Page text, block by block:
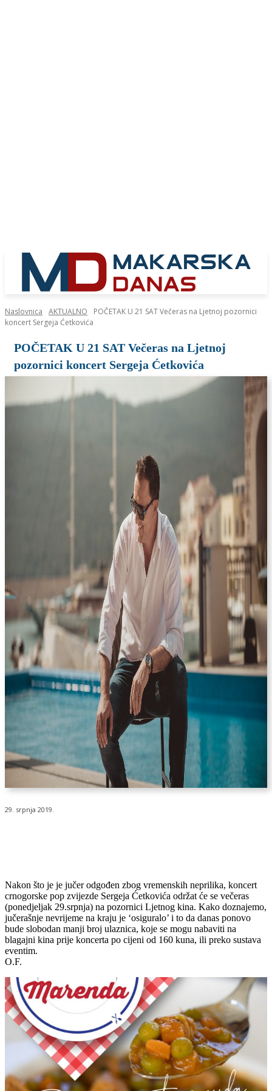
Naslovnica AKTUALNO
POČETAK U 21 SAT Večeras na Ljetnoj pozornici
koncert Sergeja Ćetkovića
POČETAK U 21 SAT Večeras na Ljetnoj
pozornici koncert Sergeja Ćetkovića
29. srpnja 2019.
Nakon što je je jučer odgođen zbog vremenskih neprilika, koncert
crnogorske pop zvijezde Sergeja Ćetkovića održat će se večeras
(ponedjeljak 29.srpnja) na pozornici Ljetnog kina. Kako doznajemo,
jučerašnje nevrijeme na kraju je ‘osiguralo’ i to da danas ponovo
bude slobodan manji broj ulaznica, koje se mogu nabaviti na
blagajni kina prije koncerta po cijeni od 160 kuna, ili preko sustava
eventim.
O.F.